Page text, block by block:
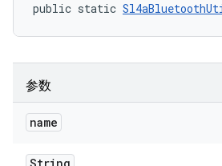
public static
参数
name